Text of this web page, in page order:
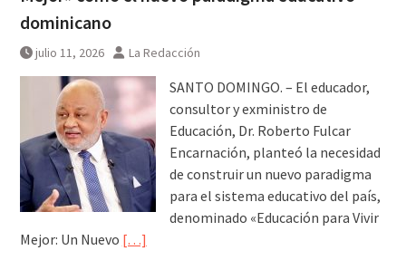
dominicano
julio 11, 2026 La Redacción
SANTO DOMINGO. – El educador,
consultor y exministro de
Educación, Dr. Roberto Fulcar
Encarnación, planteó la necesidad
de construir un nuevo paradigma
para el sistema educativo del país,
denominado «Educación para Vivir
Mejor: Un Nuevo […]